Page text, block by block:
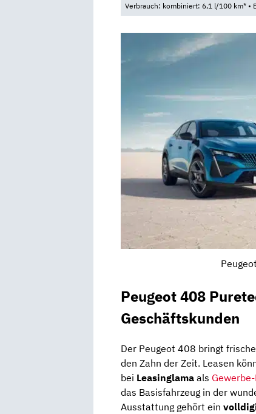
Verbrauch: kombiniert: 6,1 l/100 km* •
Peugeot 408
Geschäftskunden
Der Peugeot 408 bringt
den Zahn der Zeit. Leasen
bei Leasinglama als
das Basisfahrzeug in der
Ausstattung gehört ein